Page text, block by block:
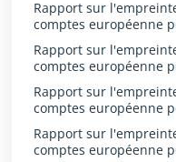
Rapport sur
comptes européenne
Rapport sur
comptes européenne
Rapport sur
comptes européenne
Rapport sur
comptes européenne